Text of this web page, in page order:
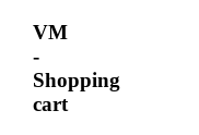
VM
-
Shopping
cart